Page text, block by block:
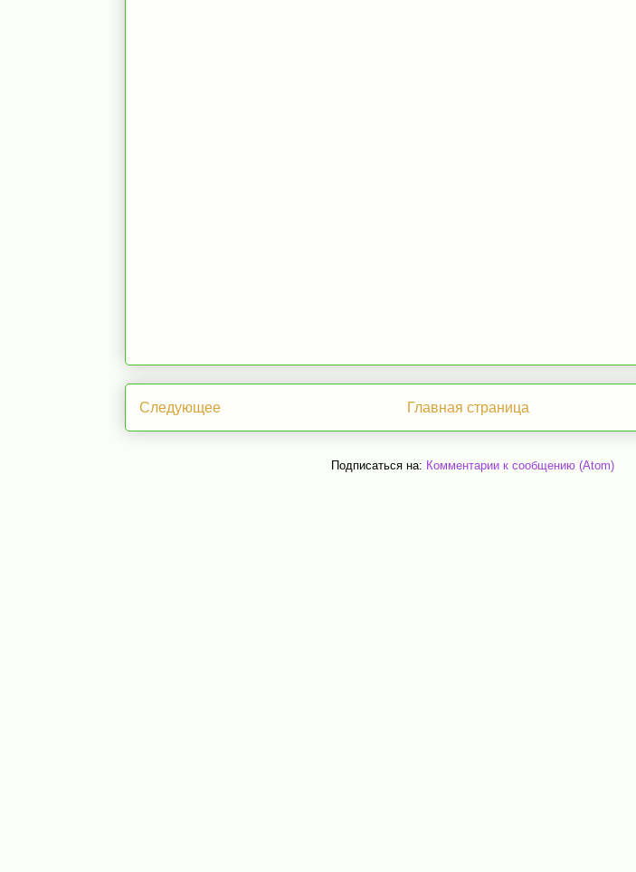
Следующее Главная страница
Подписаться на: Комментарии к сообщению (Atom)